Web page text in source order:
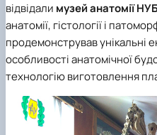
відвідали музей анатомії
анатомії, гістології і
продемонстрував унікальні
особливості анатомічної
технологію виготовлення